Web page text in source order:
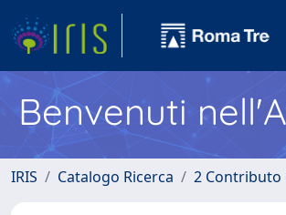
Benvenuti
IRIS Catalogo Ricerca 2 Contributo